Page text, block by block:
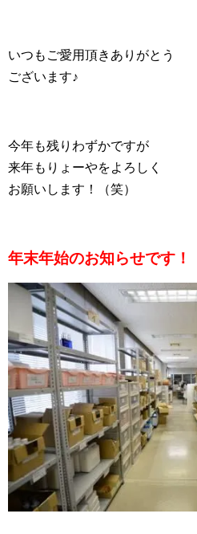
いつもご愛用頂きありがとう
ございます♪
今年も残りわずかですが
来年もりょーやをよろしく
お願いします！（笑）
年末年始のお知らせです！